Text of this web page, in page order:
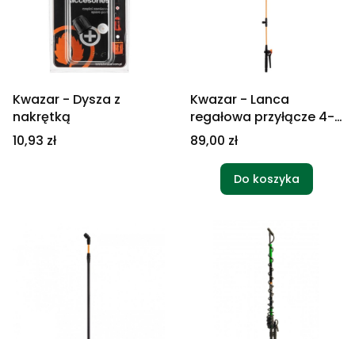
Kwazar - Dysza z
nakrętką
Cena
10,93 zł
Kwazar - Lanca
regałowa przyłącze 4-
dyszowe
Cena
89,00 zł
Do koszyka